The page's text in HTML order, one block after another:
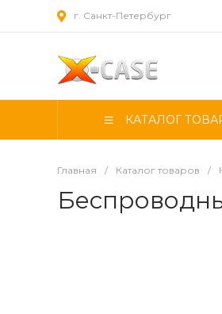
г. Санкт-Петербург
КАТАЛОГ
Главная / Каталог товаров /